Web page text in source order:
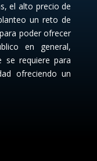
el alto precio de
un reto de
poder ofrecer
en general,
se requiere para
ofreciendo un